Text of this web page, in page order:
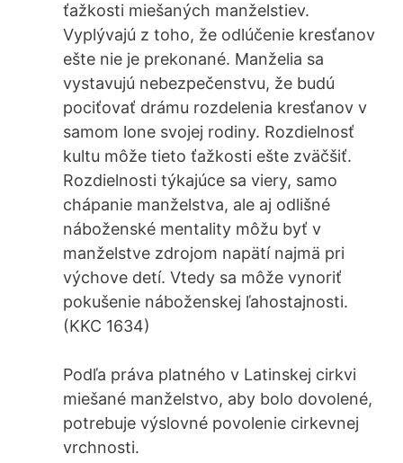
ťažkosti miešaných manželstiev.
Vyplývajú z toho, že odlúčenie kresťanov
ešte nie je prekonané. Manželia sa
vystavujú nebezpečenstvu, že budú
pociťovať drámu rozdelenia kresťanov v
samom lone svojej rodiny. Rozdielnosť
kultu môže tieto ťažkosti ešte zväčšiť.
Rozdielnosti týkajúce sa viery, samo
chápanie manželstva, ale aj odlišné
náboženské mentality môžu byť v
manželstve zdrojom napätí najmä pri
výchove detí. Vtedy sa môže vynoriť
pokušenie náboženskej ľahostajnosti.
(KKC 1634)
Podľa práva platného v Latinskej cirkvi
miešané manželstvo, aby bolo dovolené,
potrebuje výslovné povolenie cirkevnej
vrchnosti.